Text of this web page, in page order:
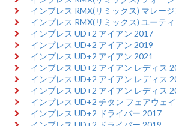
インプレス RMX(リミックス) マレー
インプレス RMX(リミックス) ユーテ
インプレス UD+2 アイアン 2017
インプレス UD+2 アイアン 2019
インプレス UD+2 アイアン 2021
インプレス UD+2 アイアン レディス
インプレス UD+2 アイアン レディス
インプレス UD+2 アイアン レディス
インプレス UD+2 チタン フェアウェ
インプレス UD+2 ドライバー 2017